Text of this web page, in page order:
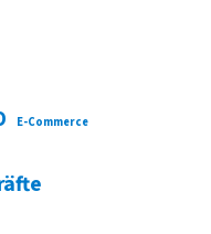
E-Commerce